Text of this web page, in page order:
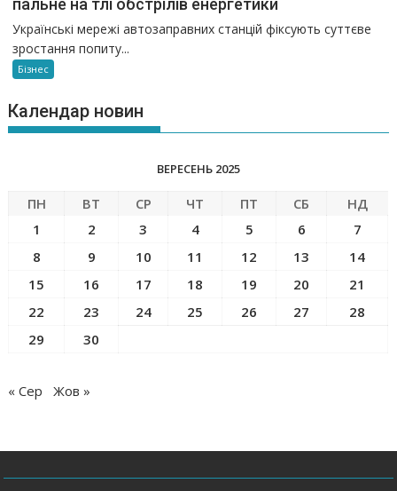
пальне на тлі обстрілів енергетики
Українські мережі автозаправних станцій фіксують суттєве
зростання попиту...
Бізнес
Календар новин
ВЕРЕСЕНЬ 2025
ПН ВТ СР ЧТ ПТ СБ
НД
1
2 3 4 5 6
7
8
9 10 11 12 13
14
15
16 17 18 19 20
21
22
23 24 25 26 27
28
29
30
« Сер Жов »